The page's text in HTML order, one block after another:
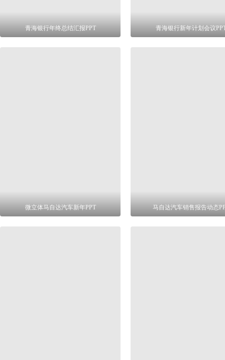
青海银行年终总结汇报PPT 青海银行新年计划会议
微立体马自达汽车新年PPT 马自达汽车销售报告动态